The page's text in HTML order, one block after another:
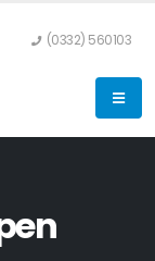
(0332) 560103